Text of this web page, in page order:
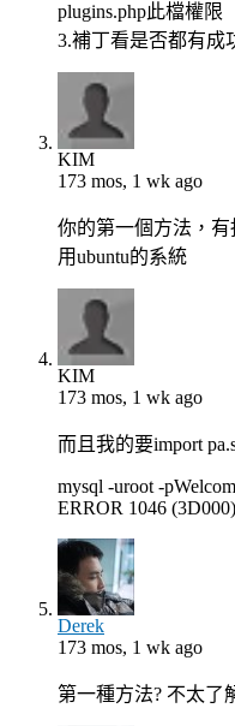
plugins.php此檔權限
3.補丁看是否都有成
KIM
173 mos, 1 wk ago
你的第一個方法，
用ubuntu的系統
KIM
173 mos, 1 wk ago
而且我的要import
mysql -uroot -
ERROR 1046
Derek
173 mos, 1 wk ago
第一種方法? 不太了